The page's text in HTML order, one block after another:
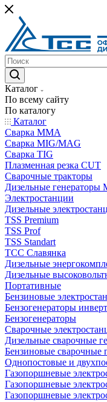
Каталог
По всему сайту
По каталогу
Каталог
Сварка MMA
Сварка MIG/MAG
Сварка TIG
Плазменная резка CUT
Сварочные тракторы
Дизельные генераторы
Электростанции
Дизельные
TSS Premium
TSS Prof
TSS Standart
ТСС Славянка
Дизельные
Дизельные
Портативные
Бензиновые
Бензогенераторы
Бензогенераторы
Сварочные
Дизельные сварочные
Бензиновые сварочные
Однопостовые и
Газопоршневые
Газопоршневые
Газопоршневые